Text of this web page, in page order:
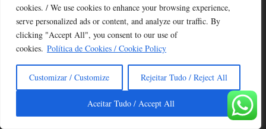
cookies. / We use cookies to enhance your browsing experience,
serve personalized ads or content, and analyze our traffic. By
clicking "Accept All", you consent to our use of
cookies. Política de Cookies / Cookie Policy
Customizar / Customize Rejeitar Tudo / Reject All
Aceitar Tudo / Accept All
TODAS OS ASSUNTOS
Copyright © Alô Tatuapé 2013 / 2026